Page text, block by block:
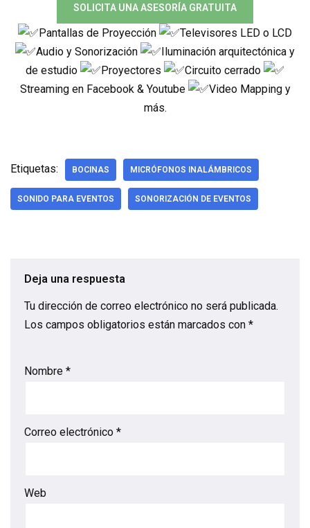
SOLICITA UNA ASESORÍA GRATUITA
Pantallas de Proyección
Televisores LED o LCD
Audio y Sonorización
Iluminación arquitectónica y
de estudio
Proyectores
Circuito cerrado
Streaming en Facebook & Youtube
Video Mapping y
más.
Etiquetas: BOCINAS MICRÓFONOS INALÁMBRICOS
SONIDO PARA EVENTOS SONORIZACIÓN DE EVENTOS
Deja una respuesta
Tu dirección de correo electrónico no será publicada.
Los campos obligatorios están marcados con *
Nombre *
Correo electrónico *
Web